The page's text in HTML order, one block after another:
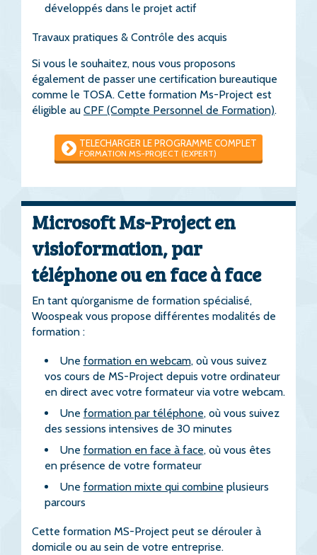
développés dans le projet actif
Travaux pratiques & Contrôle des acquis
Si vous le souhaitez, nous vous proposons
également de passer une certification bureautique
comme le TOSA. Cette formation Ms-Project est
éligible au CPF (Compte Personnel de Formation).
TELECHARGER LE PROGRAMME COMPLET
FORMATION MS-PROJECT (EXPERT)
Microsoft Ms-Project en
visioformation, par
téléphone ou en face à face
En tant qu’organisme de formation spécialisé,
Woospeak vous propose différentes modalités de
formation :
Une formation en webcam, où vous suivez
vos cours de MS-Project depuis votre ordinateur
en direct avec votre formateur via votre webcam.
Une formation par téléphone, où vous suivez
des sessions intensives de 30 minutes
Une formation en face à face, où vous êtes
en présence de votre formateur
Une formation mixte qui combine plusieurs
parcours
Cette formation MS-Project peut se dérouler à
domicile ou au sein de votre entreprise.